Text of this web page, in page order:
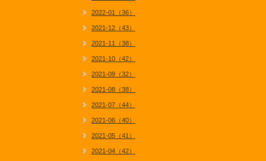
2022-01（36）
2021-12（43）
2021-11（38）
2021-10（42）
2021-09（32）
2021-08（38）
2021-07（44）
2021-06（40）
2021-05（41）
2021-04（42）